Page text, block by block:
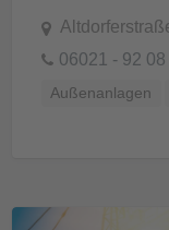
06021 - 92 08
Außenanlagen